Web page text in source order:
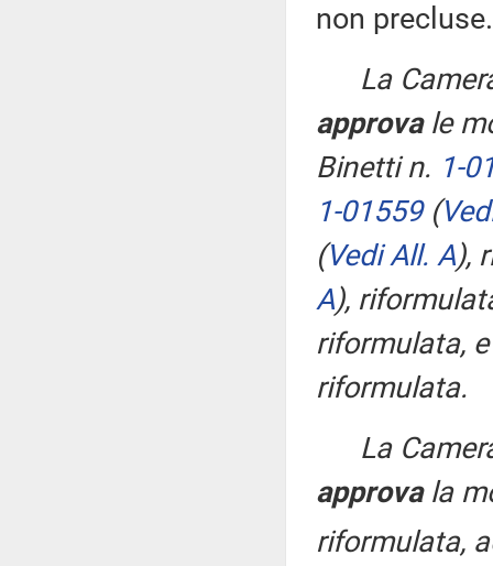
non precluse.
La
approvale
Binetti n. 1-
1-01559 (
(Vedi All. A),
A),
riformulata,
riformulata.
La
approvala
riformulata,